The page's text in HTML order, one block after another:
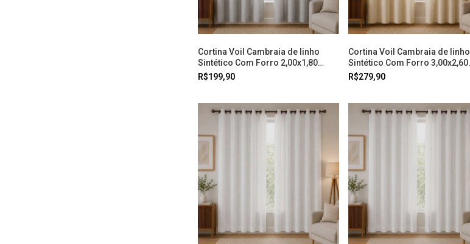
Cortina Voil Cambraia de linho
Sintético Com Forro 2,00x1,80
Cinza Doural
R$199,90
Cortina Voil Cambraia de linho
Sintético Com Forro 3,00x2,60
Bege Doural
R$279,90